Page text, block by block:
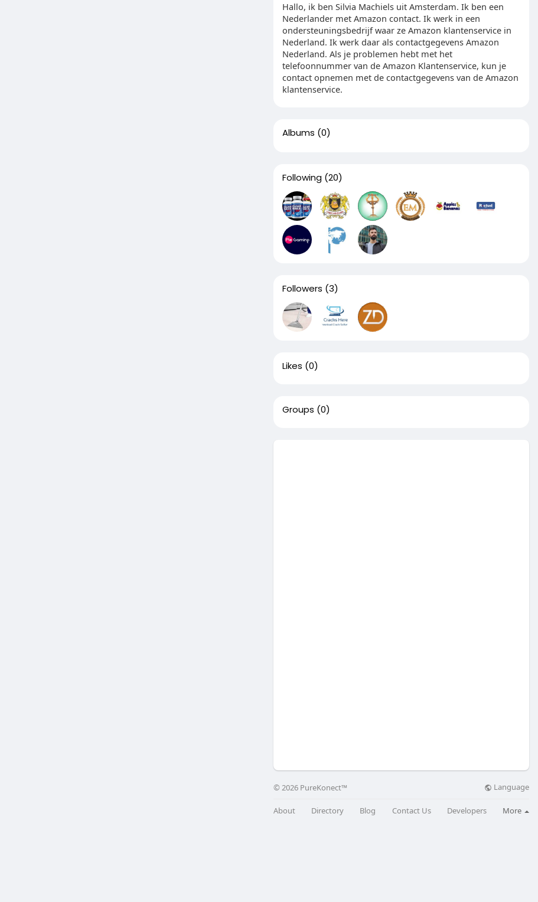
Hallo, ik ben Silvia Machiels uit Amsterdam. Ik ben een
Nederlander met Amazon contact. Ik werk in een
ondersteuningsbedrijf waar ze Amazon klantenservice in
Nederland. Ik werk daar als contactgegevens Amazon
Nederland. Als je problemen hebt met het
telefoonnummer van de Amazon Klantenservice, kun je
contact opnemen met de contactgegevens van de Amazon
klantenservice.
Albums (0)
Following (20)
Followers (3)
Likes (0)
Groups (0)
© 2026 PureKonect™ Language
About Directory Blog Contact Us Developers More